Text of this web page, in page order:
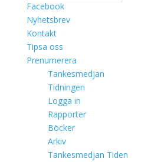
Facebook
Nyhetsbrev
Kontakt
Tipsa oss
Prenumerera
Tankesmedjan
Tidningen
Logga in
Rapporter
Böcker
Arkiv
Tankesmedjan Tiden